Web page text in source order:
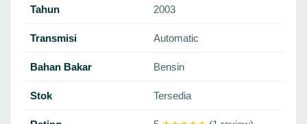
Tahun 2003
Transmisi Automatic
Bahan Bakar Bensin
Stok Tersedia